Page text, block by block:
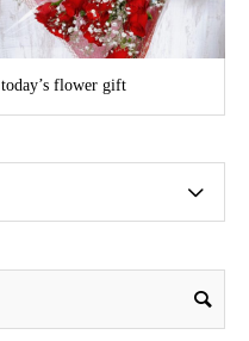
today’s flower gift